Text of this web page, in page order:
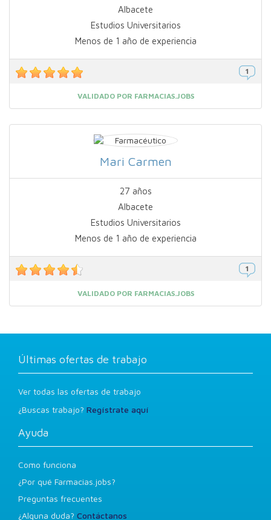
Albacete
Estudios Universitarios
Menos de 1 año de experiencia
VALIDADO POR FARMACIAS.JOBS
Mari Carmen
27 años
Albacete
Estudios Universitarios
Menos de 1 año de experiencia
VALIDADO POR FARMACIAS.JOBS
Últimas ofertas de trabajo
Ver todas las ofertas de trabajo
¿Buscas trabajo? Regístrate aquí
Ayuda
Como funciona
¿Por qué Farmacias.jobs?
Preguntas frecuentes
¿Alguna duda? Contáctanos